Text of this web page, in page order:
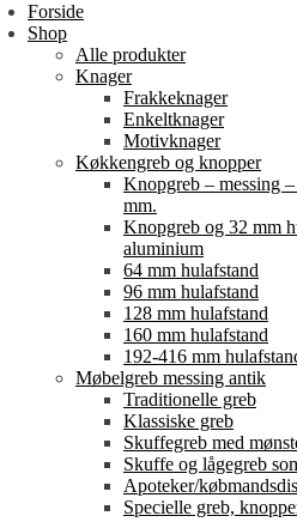
Forside
Shop
Alle produkter
Knager
Frakkeknager
Enkeltknager
Motivknager
Køkkengreb og knopper
Knopgreb – messing
mm.
Knopgreb og 32 mm
aluminium
64 mm hulafstand
96 mm hulafstand
128 mm hulafstand
160 mm hulafstand
192-416 mm
Møbelgreb messing antik
Traditionelle greb
Klassiske greb
Skuffegreb med
Skuffe og lågegreb
Apoteker/
Specielle greb,